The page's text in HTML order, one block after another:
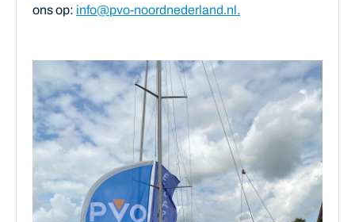
ons op: info@pvo-noordnederland.nl.